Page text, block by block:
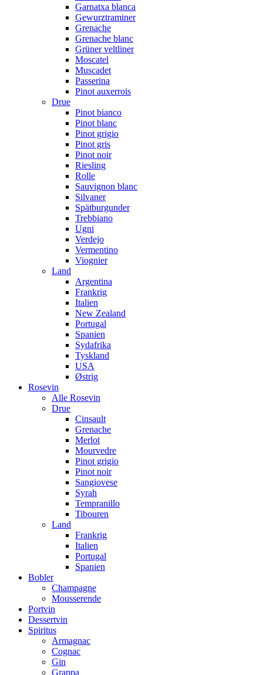
Garnatxa blanca
Gewurztraminer
Grenache
Grenache blanc
Grüner veltliner
Moscatel
Muscadet
Passerina
Pinot auxerrois
Drue
Pinot bianco
Pinot blanc
Pinot grigio
Pinot gris
Pinot noir
Riesling
Rolle
Sauvignon blanc
Silvaner
Spätburgunder
Trebbiano
Ugni
Verdejo
Vermentino
Viognier
Land
Argentina
Frankrig
Italien
New Zealand
Portugal
Spanien
Sydafrika
Tyskland
USA
Østrig
Rosevin
Alle Rosevin
Drue
Cinsault
Grenache
Merlot
Mourvedre
Pinot grigio
Pinot noir
Sangiovese
Syrah
Tempranillo
Tibouren
Land
Frankrig
Italien
Portugal
Spanien
Bobler
Champagne
Mousserende
Portvin
Dessertvin
Spiritus
Armagnac
Cognac
Gin
Grappa